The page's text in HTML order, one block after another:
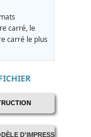
carré, le
carré le plus
D'IMPRESSION